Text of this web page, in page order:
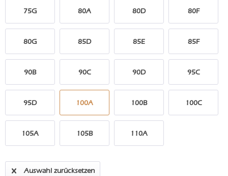
75G 80A 80D 80F
80G 85D 85E 85F
90B 90C 90D 95C
95D 100A 100B 100C
105A 105B 110A
Auswahl zurücksetzen